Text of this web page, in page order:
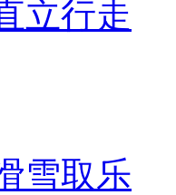
立行走
雪取乐